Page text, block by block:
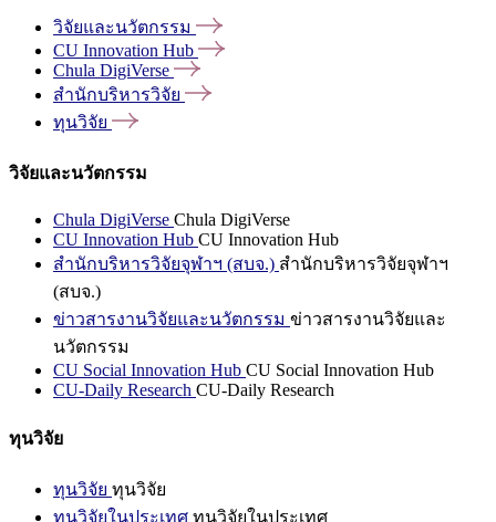
วิจัยและนวัตกรรม
CU Innovation Hub
Chula DigiVerse
สำนักบริหารวิจัย
ทุนวิจัย
วิจัยและนวัตกรรม
Chula DigiVerse Chula DigiVerse
CU Innovation Hub CU Innovation Hub
สำนักบริหารวิจัยจุฬาฯ (สบจ.) สำนักบริหารวิจัยจุฬาฯ
(สบจ.)
ข่าวสารงานวิจัยและนวัตกรรม ข่าวสารงานวิจัยและ
นวัตกรรม
CU Social Innovation Hub CU Social Innovation Hub
CU-Daily Research CU-Daily Research
ทุนวิจัย
ทุนวิจัย ทุนวิจัย
ทุนวิจัยในประเทศ ทุนวิจัยในประเทศ